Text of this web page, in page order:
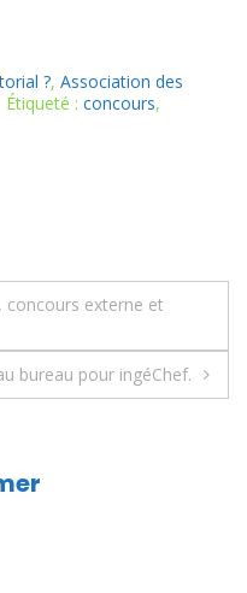
?, Association des
Étiqueté : concours,
concours externe et
bureau pour ingéChef.